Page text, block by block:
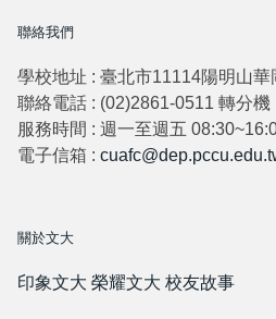
聯絡我們
學校地址 : 臺北市11114陽明山華
聯絡電話 : (02)2861-0511 轉分
服務時間 : 週一至週五
電子信箱 :
關於文大
印象文大 榮耀文大 校友故事